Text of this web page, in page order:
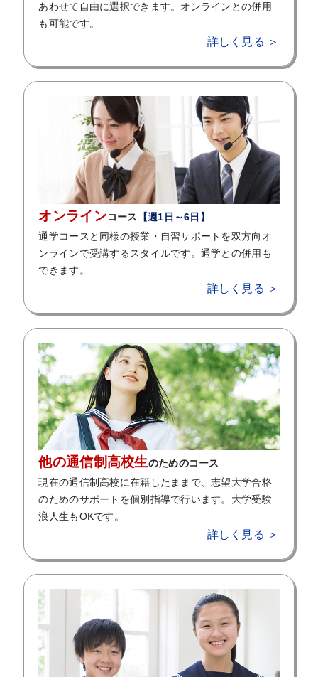
あわせて自由に選択できます。オンラインとの併用
も可能です。
詳しく見る ＞
オンラインコース
【週1日～6日】
通学コースと同様の授業・自習サポートを双方向オ
ンラインで受講するスタイルです。通学との併用も
できます。
詳しく見る ＞
他の通信制高校生のためのコース
現在の通信制高校に在籍したままで、志望大学合格
のためのサポートを個別指導で行います。大学受験
浪人生もOKです。
詳しく見る ＞